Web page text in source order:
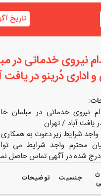
تاریخ آگهی
نیروی خدماتی در
اداری دُرینو در یافت
نیروی خدماتی در مبلمان
یافت آباد / تهران
واجد شرایط زیر دعوت به
محترم واجد شرایط می
شده در آگهی تماس حاصل
جنسیت توضیحات